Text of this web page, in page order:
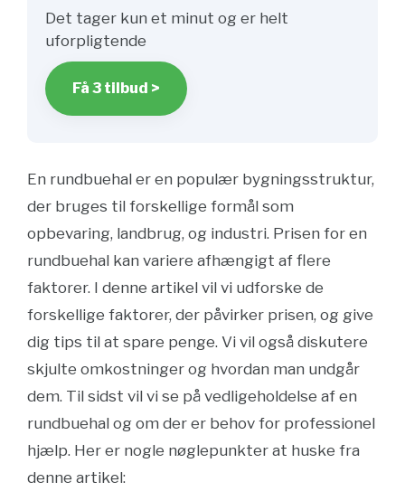
Det tager kun et minut og er helt
uforpligtende
Få 3 tilbud >
En rundbuehal er en populær bygningsstruktur,
der bruges til forskellige formål som
opbevaring, landbrug, og industri. Prisen for en
rundbuehal kan variere afhængigt af flere
faktorer. I denne artikel vil vi udforske de
forskellige faktorer, der påvirker prisen, og give
dig tips til at spare penge. Vi vil også diskutere
skjulte omkostninger og hvordan man undgår
dem. Til sidst vil vi se på vedligeholdelse af en
rundbuehal og om der er behov for professionel
hjælp. Her er nogle nøglepunkter at huske fra
denne artikel: